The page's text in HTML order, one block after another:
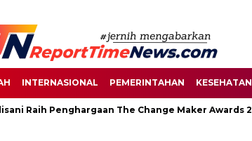
INTERNASIONAL PEMERINTAHAN KESEHATAN
Penghargaan The Change Maker Awards 2026